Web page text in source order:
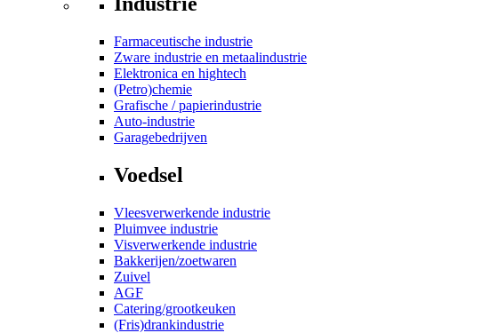
Farmaceutische industrie
Zware industrie en metaalindustrie
Elektronica en hightech
(Petro)chemie
Grafische / papierindustrie
Auto-industrie
Garagebedrijven
Voedsel
Vleesverwerkende industrie
Pluimvee industrie
Visverwerkende industrie
Bakkerijen/zoetwaren
Zuivel
AGF
Catering/grootkeuken
(Fris)drankindustrie